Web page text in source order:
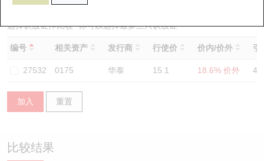
选择认股证作比较*你可以选择最多三只认股证
编号 相关资产 发行商 行使价 价内/价外 引
27532 0175 华泰 15.1 18.6% 价外
加入 重置
比较结果
认股证分析仪
认股证速算机
认股证/牛熊证日志
认股证文件及公告
新发行瑞银牛熊证
已收回牛熊证剩余价值
牛熊证到期结算价查找
牛熊证分析仪
街货统计
三十大平均引伸波幅
科指成份股
相关资产沽空
中资ETFs溢价比较
AH 股价对照
牛熊证投资者教育
认股证牛熊证常问问题